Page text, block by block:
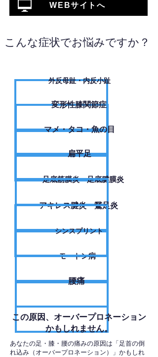
WEBサイトへ
こんな症状でお悩みですか？
外反母趾・内反小趾
変形性膝関節症
​マメ・タコ・魚の目
扁平足
足底筋膜炎・足底腱膜炎
アキレス腱炎・鵞足炎
シンスプリント
モートン病
腰痛
​この原因、オーバープロネーション
かもしれません。
あなたの足・膝・腰の痛みの原因は「足首の倒
れ込み（オーバープロネーション）」かもしれ